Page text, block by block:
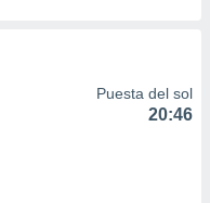
Puesta del sol
20:46